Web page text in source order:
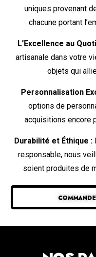
uniques provenant
chacune portant
L’Excellence au
artisanale dans votre
objets qui
Personnalisation
options de
acquisitions encore
Durabilité et Éthique :
responsable, nous
soient produites de